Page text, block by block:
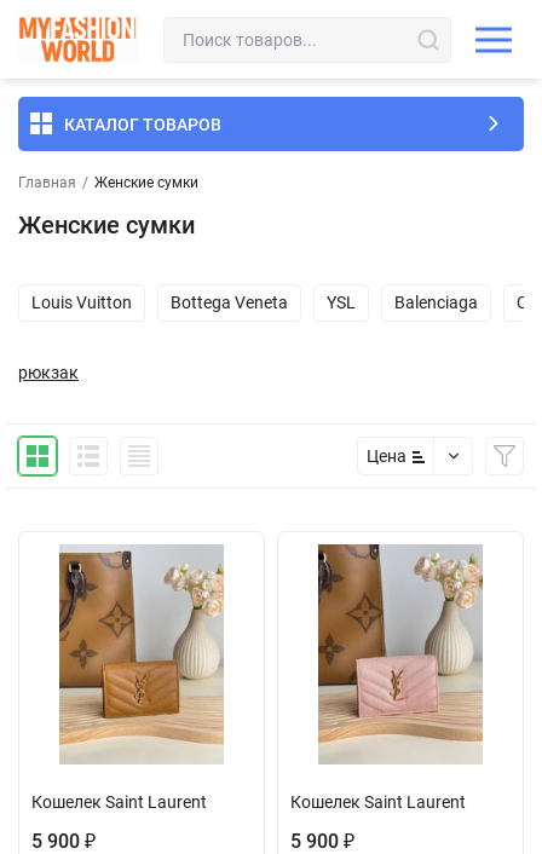
КАТАЛОГ ТОВАРОВ
Главная / Женские сумки
Женские сумки
Louis Vuitton Bottega Veneta YSL Balenciaga
рюкзак
Цена
Кошелек Saint Laurent
5 900 ₽
Кошелек Saint Laurent
5 900 ₽